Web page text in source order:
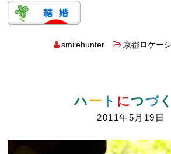
smilehunter 京都ロケー
ハ ー ト につづ く
2011年5月19日